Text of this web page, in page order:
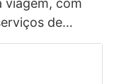
viagem, com
de